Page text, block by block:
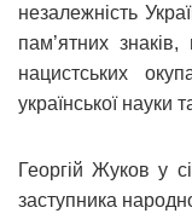
незалежність
пам’ятних
нацистських
української науки
Георгій Жуков у
заступника